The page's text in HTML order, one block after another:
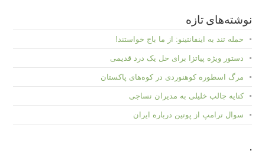
نوشته‌های تازه
حمله تند به اینفانتینو: از ما باج خواستند!
دستور ویژه پیاتزا برای حل یک درد قدیمی
مرگ اسطوره کوهنوردی در کوه‌های پاکستان
کنایه جالب خلیلی به مدیران نساجی
سوال ترامپ از پوتین درباره ایران
.